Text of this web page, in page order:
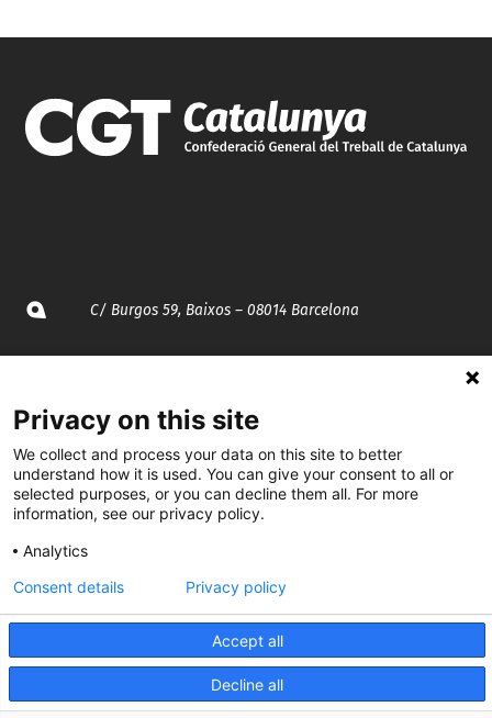
C/ Burgos 59, Baixos – 08014 Barcelona
935 120 481
@CGTCatalunya
cgtcatalunya
Desenvolupat per
Privacy on this site
We collect and process your data on this site to better
understand how it is used. You can give your consent to all or
selected purposes, or you can decline them all. For more
information, see our privacy policy.
Analytics
Accept all
Decline all
Consent details Privacy policy